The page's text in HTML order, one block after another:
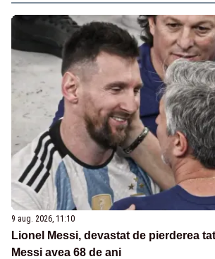
9 aug. 2026, 11:10
Lionel Messi, devastat de pierderea
Messi avea 68 de ani